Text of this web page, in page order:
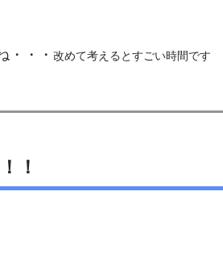
・・・ 改めて考えるとすごい時間です
！